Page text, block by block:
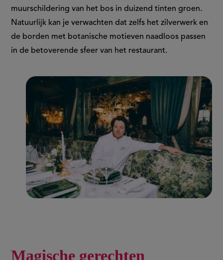
muurschildering van het bos in duizend tinten groen.
Natuurlijk kan je verwachten dat zelfs het zilverwerk en
de borden met botanische motieven naadloos passen
in de betoverende sfeer van het restaurant.
Magische gerechten